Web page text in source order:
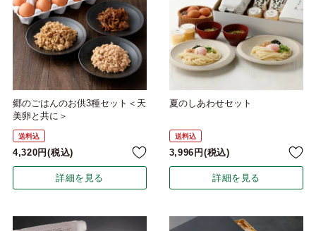
郷のごはんのお供3種セット＜天
美卵と共に＞
送料込
4,320 税込
詳細を見る
夏のしあわせセット
送料込
3,996 税込
詳細を見る